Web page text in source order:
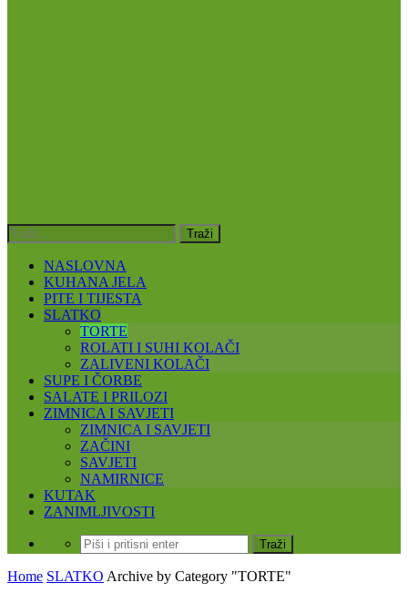
NASLOVNA
KUHANA JELA
PITE I TIJESTA
SLATKO
TORTE
ROLATI I SUHI KOLAČI
ZALIVENI KOLAČI
SUPE I ČORBE
SALATE I PRILOZI
ZIMNICA I SAVJETI
ZIMNICA I SAVJETI
ZAČINI
SAVJETI
NAMIRNICE
KUTAK
ZANIMLJIVOSTI
Home SLATKO Archive by Category "TORTE"